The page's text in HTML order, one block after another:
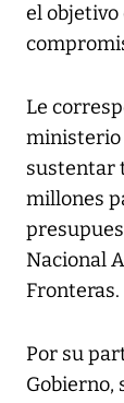
el objetivo
Le
ministerio
sustentar
millones
Nacional
Fronteras.
Por su
Gobierno,